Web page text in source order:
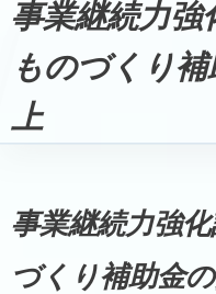
事業継続力強
ものづくり
上
事業継続力強
づくり補助金